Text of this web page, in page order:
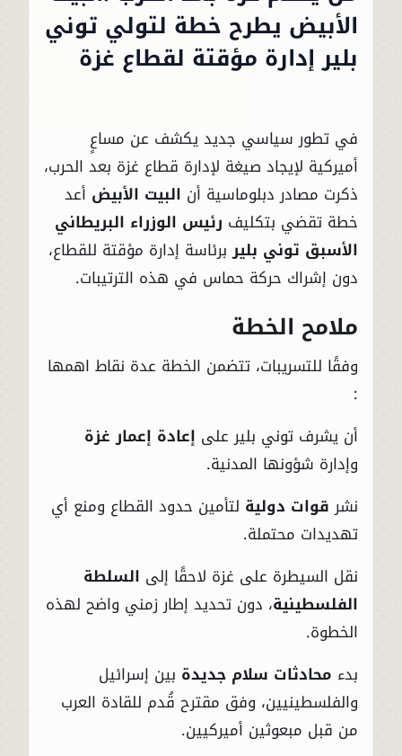
الأبيض يطرح خطة لتولي توني
بلير إدارة مؤقتة لقطاع غزة
في تطور سياسي جديد يكشف عن مساعٍ
أميركية لإيجاد صيغة لإدارة قطاع غزة بعد الحرب،
ذكرت مصادر دبلوماسية أن البيت الأبيض أعد
خطة تقضي بتكليف رئيس الوزراء البريطاني
الأسبق توني بليربرئاسة إدارة مؤقتة للقطاع،
دون إشراك حركة حماس في هذه الترتيبات.
ملامح الخطة
وفقًا للتسريبات، تتضمن الخطة عدة نقاط اهمها
:
أن يشرف توني بلير على إعادة إعمار غزة
وإدارة شؤونها المدنية.
نشرقوات دولية لتأمين حدود القطاع ومنع أي
تهديدات محتملة.
نقل السيطرة على غزة لاحقًا إلى السلطة
الفلسطينية، دون تحديد إطار زمني واضح لهذه
الخطوة.
بدء محادثات سلام جديدة بين إسرائيل
والفلسطينيين، وفق مقترح قُدم للقادة العرب
من قبل مبعوثين أميركيين.